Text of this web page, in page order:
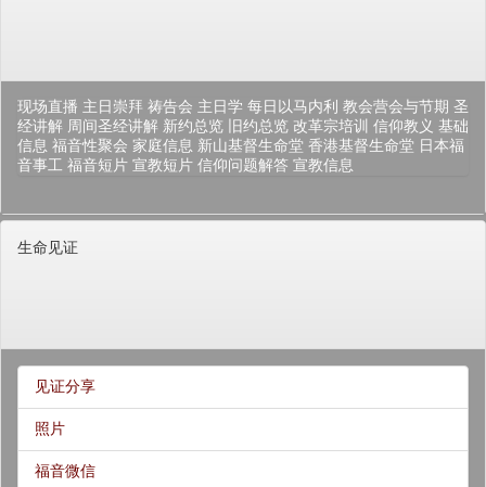
现场直播 主日崇拜 祷告会 主日学 每日以马内利 教会营会与节期 圣
经讲解 周间圣经讲解 新约总览 旧约总览 改革宗培训 信仰教义 基础
信息 福音性聚会 家庭信息 新山基督生命堂 香港基督生命堂 日本福
音事工 福音短片 宣教短片 信仰问题解答 宣教信息
生命见证
见证分享
照片
福音微信